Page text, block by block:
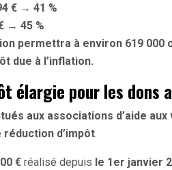
€ → 41 %
→ 45 %
permettra à environ 619 000
due à l’inflation.
élargie pour les dons
aux associations d’aide
réduction d’impôt.
€ réalisé depuis le 1er janvier